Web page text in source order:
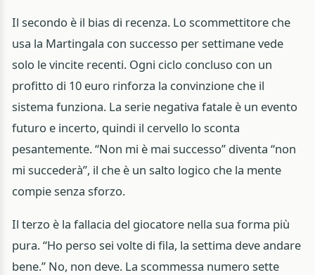
Il secondo è il bias di recenza. Lo scommettitore che
usa la Martingala con successo per settimane vede
solo le vincite recenti. Ogni ciclo concluso con un
profitto di 10 euro rinforza la convinzione che il
sistema funziona. La serie negativa fatale è un evento
futuro e incerto, quindi il cervello lo sconta
pesantemente. “Non mi è mai successo” diventa “non
mi succederà”, il che è un salto logico che la mente
compie senza sforzo.
Il terzo è la fallacia del giocatore nella sua forma più
pura. “Ho perso sei volte di fila, la settima deve andare
bene.” No, non deve. La scommessa numero sette